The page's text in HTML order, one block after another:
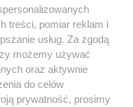
korzystania z portali
sięz nami
treści, pomiar reklam i
usług. Za zgodą
możemy używać
oraz aktywnie
do celów
prywatność, prosimy